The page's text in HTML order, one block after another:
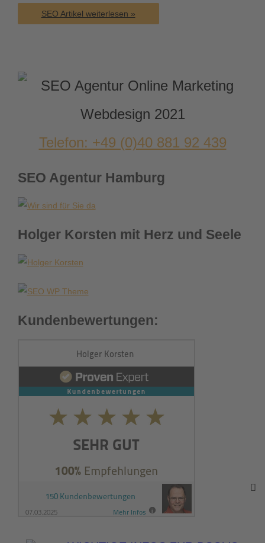
Google
Ranking
für
SEO Artikel weiterlesen »
Telefon: +49 (0)40 881 92 439
SEO Agentur Hamburg
Holger Korsten mit Herz und Seele
Kundenbewertungen: